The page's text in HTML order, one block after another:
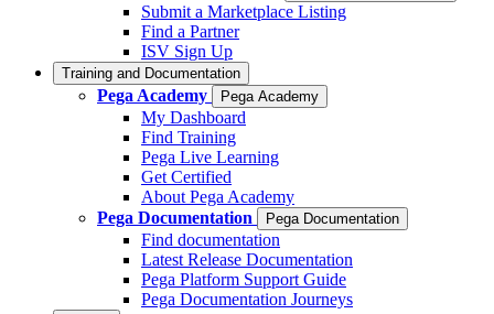
Submit a Marketplace Listing
Find a Partner
ISV Sign Up
Training and Documentation
Pega Academy Pega Academy
My Dashboard
Find Training
Pega Live Learning
Get Certified
About Pega Academy
Pega Documentation
Pega Documentation
Find documentation
Latest Release Documentation
Pega Platform Support Guide
Pega Documentation Journeys